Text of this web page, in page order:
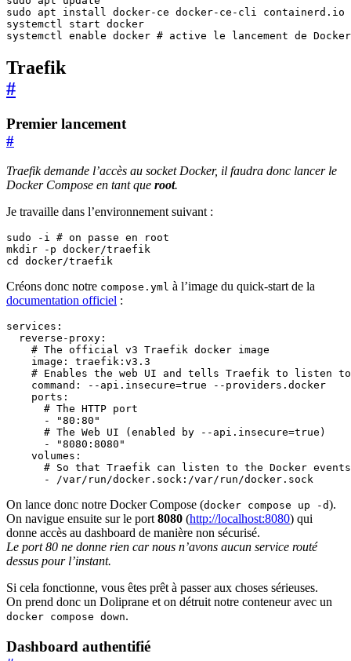
systemctl enable docker # active le lancement de
Traefik
#
Premier lancement
#
Traefik demande l’accès au socket Docker, il faudra donc lancer le
Docker Compose en tant que root.
Je travaille dans l’environnement suivant :
sudo -i # on passe en root
cd
docker/traefik
Créons donc notre compose.yml à l’image du quick-start de la
documentation officiel :
services :
reverse-proxy :
# The official v3 Traefik docker image
image :
traefik:v3.3
# Enables the web UI and tells Traefik to listen to
command : -- api.insecure=true --providers.docker
ports :
# The HTTP port
-
"80:80"
# The Web UI (enabled by --api.insecure=true)
-
"8080:8080"
volumes :
# So that Traefik can listen to the Docker events
- /var/run/docker.sock:/var/run/docker.sock
On lance donc notre Docker Compose (docker compose up -d).
On navigue ensuite sur le port 8080 (http://localhost:8080) qui
donne accès au dashboard de manière non sécurisé.
Le port 80 ne donne rien car nous n’avons aucun service routé
dessus pour l’instant.
Si cela fonctionne, vous êtes prêt à passer aux choses sérieuses.
On prend donc un Doliprane et on détruit notre conteneur avec un
docker compose down.
Dashboard authentifié